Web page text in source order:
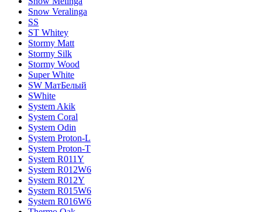
Snow Veralinga
SS
ST Whitey
Stormy Matt
Stormy Silk
Stormy Wood
Super White
SW МатБелый
SWhite
System Akik
System Coral
System Odin
System Proton-L
System Proton-T
System R011Y
System R012W6
System R012Y
System R015W6
System R016W6